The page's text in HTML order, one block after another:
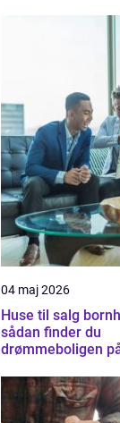
04 maj 2026
Huse til salg
sådan finder du
drømmeboligen